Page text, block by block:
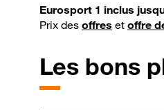
Eurosport 1 inclus
Prix des offres et offre
Les bons